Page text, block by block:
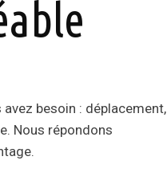
besoin : déplacement,
Nous répondons